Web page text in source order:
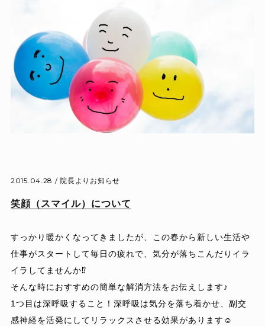
2015.04.28 /院長よりお知らせ
笑顔（スマイル）について
すっかり暖かくなってきましたが、この春から新しい生活や
仕事がスタートして毎日の疲れで、気分が落ちこんだりイラ
イラしてませんか⁉︎
そんな時におすすめの簡単な解消方法をお伝えします♪
1つ目は深呼吸すること！深呼吸は気分を落ち着かせ、副交
感神経を活発にしてリラックスさせる効果があります☺︎